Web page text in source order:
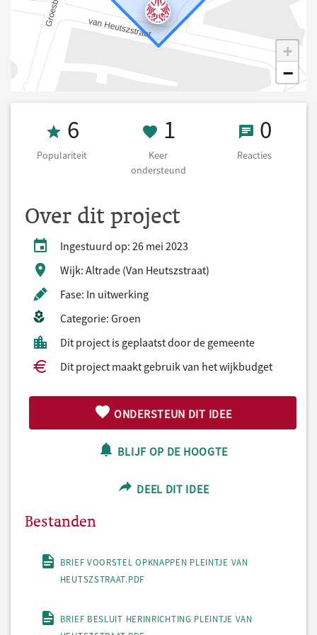
+
−
Populariteit 6
6
Populariteit
1 Keer
1
Keer
ondersteund
0 0
Reacties
Over dit project
Ingestuurd op: 26 mei 2023
Wijk: Altrade (Van Heutszstraat)
Fase: In uitwerking
Categorie: Groen
Dit project is geplaatst door de gemeente
Dit project maakt gebruik van het wijkbudget
ONDERSTEUN DIT IDEE
BLIJF OP DE HOOGTE
DEEL DIT IDEE
Bestanden
BRIEF VOORSTEL OPKNAPPEN PLEINTJE VAN
HEUTSZSTRAAT.PDF
BRIEF BESLUIT HERINRICHTING PLEINTJE VAN